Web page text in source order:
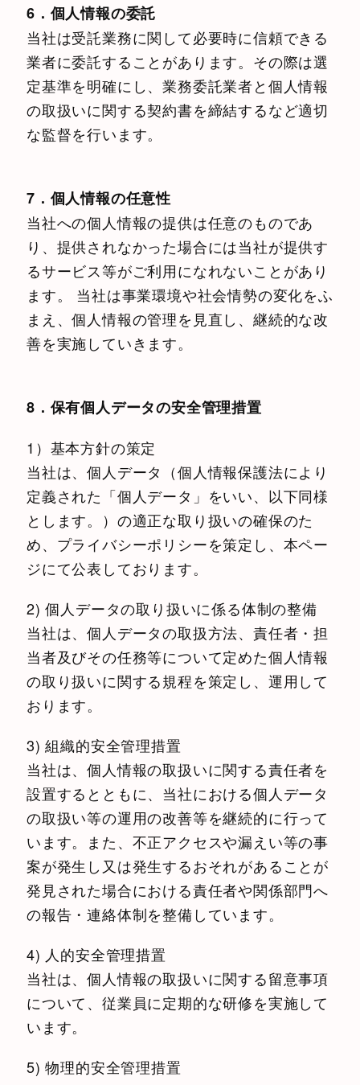
6．個人情報の委託
当社は受託業務に関して必要時に信頼できる
業者に委託することがあります。その際は選
定基準を明確にし、業務委託業者と個人情報
の取扱いに関する契約書を締結するなど適切
な監督を行います。
7．個人情報の任意性
当社への個人情報の提供は任意のものであ
り、提供されなかった場合には当社が提供す
るサービス等がご利用になれないことがあり
ます。 当社は事業環境や社会情勢の変化をふ
まえ、個人情報の管理を見直し、継続的な改
善を実施していきます。
8．保有個人データの安全管理措置
1）基本方針の策定
当社は、個人データ（個人情報保護法により
定義された「個人データ」をいい、以下同様
とします。）の適正な取り扱いの確保のた
め、プライバシーポリシーを策定し、本ペー
ジにて公表しております。
2) 個人データの取り扱いに係る体制の整備
当社は、個人データの取扱方法、責任者・担
当者及びその任務等について定めた個人情報
の取り扱いに関する規程を策定し、運用して
おります。
3) 組織的安全管理措置
当社は、個人情報の取扱いに関する責任者を
設置するとともに、当社における個人データ
の取扱い等の運用の改善等を継続的に行って
います。また、不正アクセスや漏えい等の事
案が発生し又は発生するおそれがあることが
発見された場合における責任者や関係部門へ
の報告・連絡体制を整備しています。
4) 人的安全管理措置
当社は、個人情報の取扱いに関する留意事項
について、従業員に定期的な研修を実施して
います。
5) 物理的安全管理措置